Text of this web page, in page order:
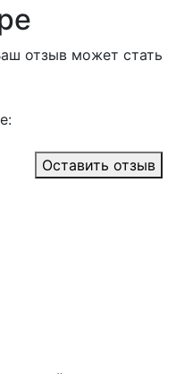
отзыв может стать
Оставить отзыв